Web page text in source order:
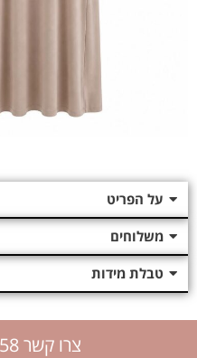
על הפריט
משלוחים
טבלת מידות
צרו קשר 050-333-1658